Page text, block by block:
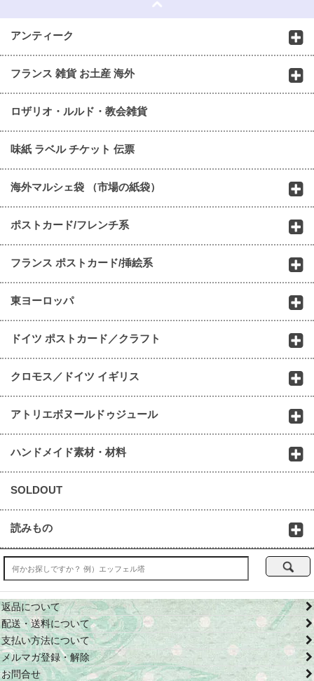
アンティーク
フランス 雑貨 お土産 海外
ロザリオ・ルルド・教会雑貨
味紙 ラベル チケット 伝票
海外マルシェ袋 （市場の紙袋）
ポストカード/フレンチ系
フランス ポストカード/挿絵系
東ヨーロッパ
ドイツ ポストカード／クラフト
クロモス／ドイツ イギリス
アトリエボヌールドゥジュール
ハンドメイド素材・材料
SOLDOUT
読みもの
返品について
配送・送料について
支払い方法について
メルマガ登録・解除
お問合せ